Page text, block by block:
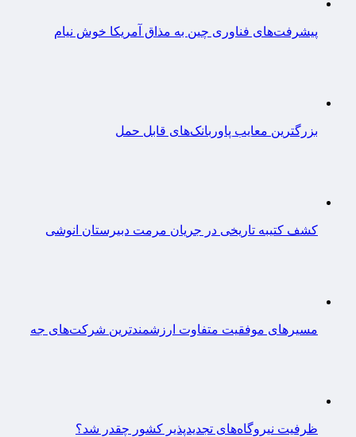
پیشرفت‌های فناوری چین به مذاق آمریکا خوش نیام
بزرگترین معایب پاوربانک‌های قابل حمل
کشف کتیبه تاریخی در جریان مرمت دبیرستان انوشی
مسیرهای موفقیت متفاوت ارزشمندترین شرکت‌های جه
ظرفیت نیروگاه‌های تجدیدپذیر کشور چقدر شد؟